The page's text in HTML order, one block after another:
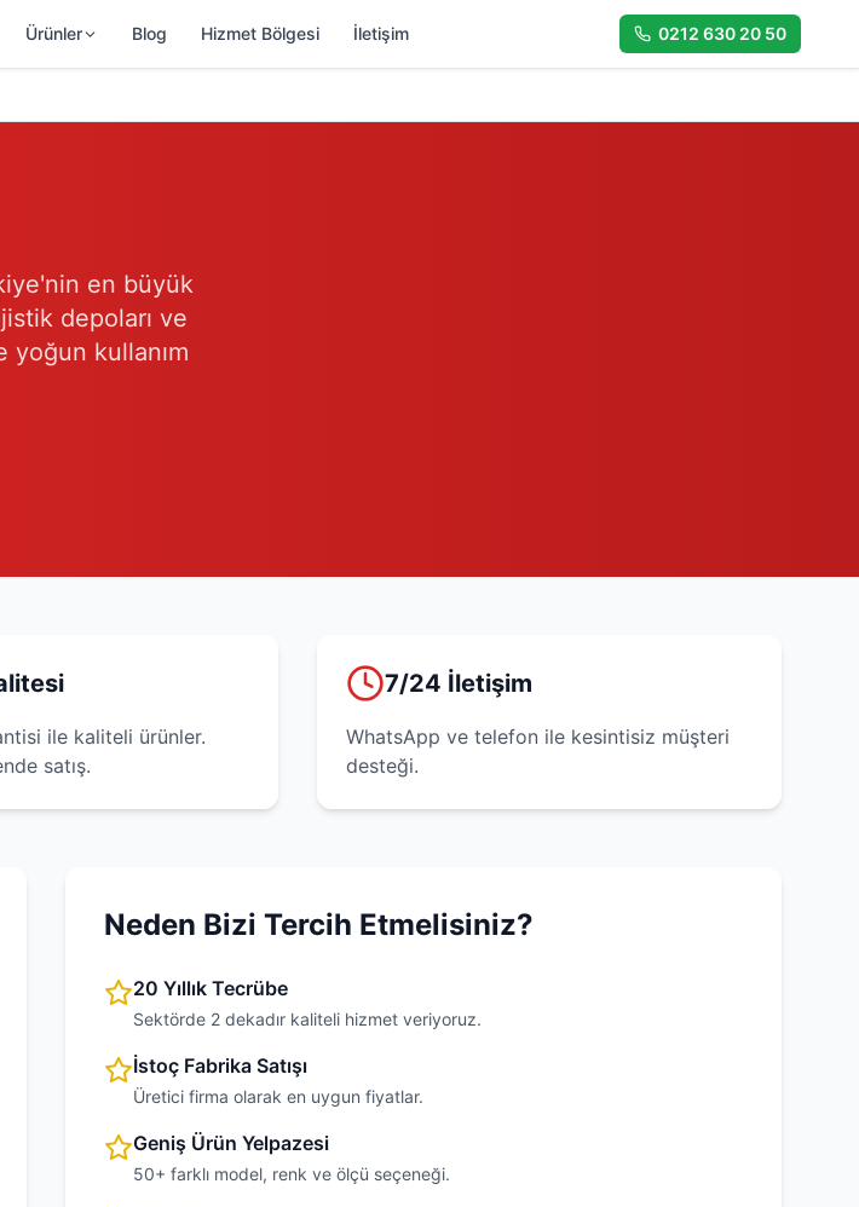
Ürünler Blog Hizmet Bölgesi İletişim 0212 630 20 50
en büyük
depoları ve
yoğun kullanım
ile kaliteli ürünler.
satış.
7/24 İletişim
WhatsApp ve telefon ile kesintisiz müşteri
desteği.
Neden Bizi Tercih Etmelisiniz?
20 Yıllık Tecrübe
Sektörde 2 dekadır kaliteli hizmet veriyoruz.
İstoç Fabrika Satışı
Üretici firma olarak en uygun fiyatlar.
Geniş Ürün Yelpazesi
50+ farklı model, renk ve ölçü seçeneği.